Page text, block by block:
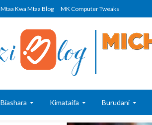
Mtaa Kwa Mtaa Blog MK Computer Tweaks
Biashara Kimataifa Burudani